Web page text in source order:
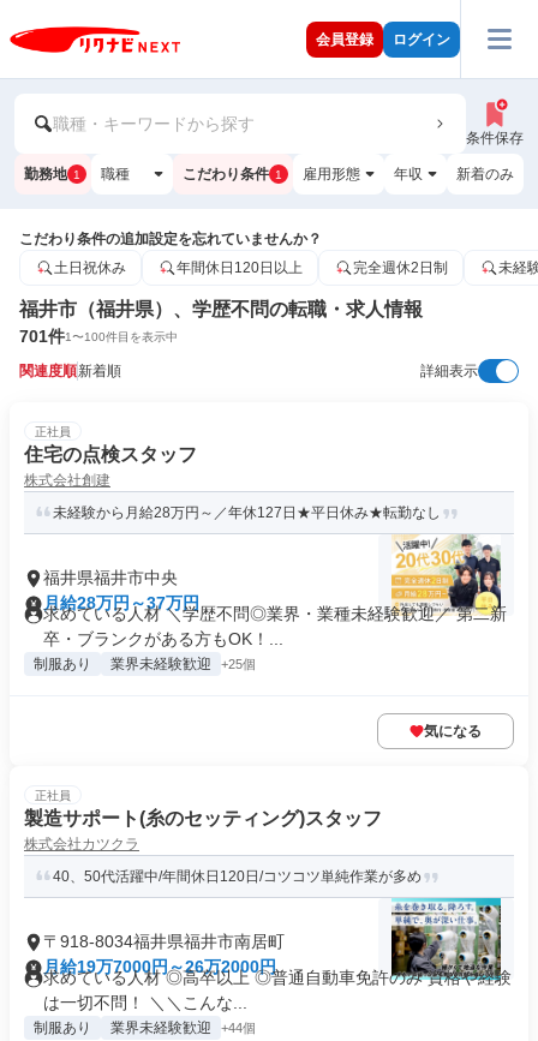
会員登録 ログイン
職種・キーワードから探す
条件保存
勤務地 1 職種 こだわり条件 1 雇用形態 年収 新着のみ
こだわり条件の追加設定を忘れていませんか？
土日祝休み
年間休日120日以上 完全週休2日制 未経
福井市（福井県）、学歴不問の転職・求人情報
701件1〜100件目を表示中
関連度順新着順 詳細表示
正社員
住宅の点検スタッフ
株式会社創建
未経験から月給28万円～／年休127日★平日休み★転勤なし
福井県福井市中央
月給28万円～37万円
求めている人材 ＼学歴不問◎業界・業種未経験歓迎／ 第二新
卒・ブランクがある方もOK！...
制服あり 業界未経験歓迎 +25個
気になる
正社員
製造サポート(糸のセッティング)スタッフ
株式会社カツクラ
40、50代活躍中/年間休日120日/コツコツ単純作業が多め
〒918-8034福井県福井市南居町
月給19万7000円～26万2000円
求めている人材 ◎高卒以上 ◎普通自動車免許のみ 資格や経験
は一切不問！ ＼＼こんな...
制服あり 業界未経験歓迎 +44個